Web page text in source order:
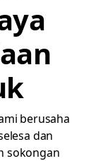
berusaha
dan
sokongan